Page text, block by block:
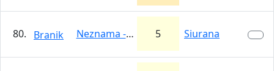
80. Branik Neznama - Nalavo od goldfinger 5 Siurana